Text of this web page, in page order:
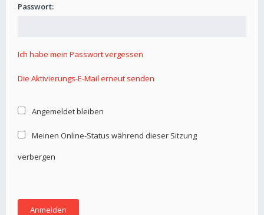
Passwort:
Ich habe mein Passwort vergessen
Die Aktivierungs-E-Mail erneut senden
Angemeldet bleiben
Meinen Online-Status während dieser Sitzung
verbergen